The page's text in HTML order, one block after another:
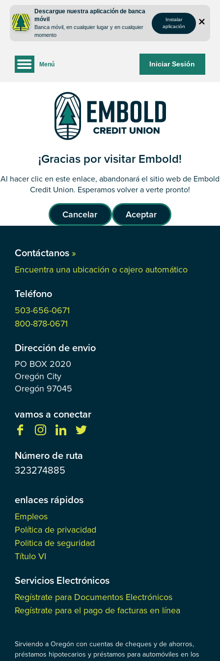
contenido
inicio
Descargue nuestra aplicación de banca
móvil
Banca móvil, en cualquier lugar y en cualquier
momento
Instalar
aplicación
Iniciar Sesión
Menú
¡Gracias por visitar Embold!
Al hacer clic en este enlace, abandonará el sitio web de Embold
Credit Union. Esperamos volver a verte pronto!
Cancelar Aceptar
Contáctanos »
Encuentra una ubicación o cajero automático
Teléfono
503-656-0671
800-878-0671
Dirección de envio
PO BOX 2020
Oregón City
Oregón 97045
vamos a conectar
Número de ruta
323274885
enlaces rápidos
Empleos
Política de privacidad
Politica de seguridad
Título VI
Servicios Electrónicos
Regístrate para Documentos Electrónicos
Regístrate para el pago de facturas en línea
Sirviendo a Oregón con cuentas de cheques y de ahorros,
préstamos hipotecarios y préstamos para automóviles en los